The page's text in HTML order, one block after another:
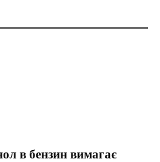
в бензин вимагає